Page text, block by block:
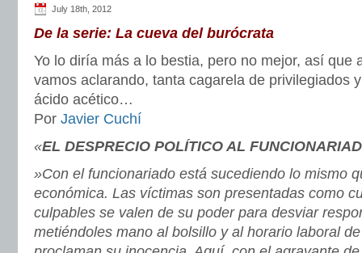
July 18th, 2012
De la serie: La cueva del burócrata
Yo lo diría más a lo bestia, pero no mejor, así que
vamos aclarando, tanta cagarela de privilegiados
ácido acético…
Por Javier Cuchí
«EL DESPRECIO POLÍTICO AL
»Con el funcionariado está sucediendo lo mismo
económica. Las víctimas son presentadas como
culpables se valen de su poder para desviar
metiéndoles mano al bolsillo y al horario laboral